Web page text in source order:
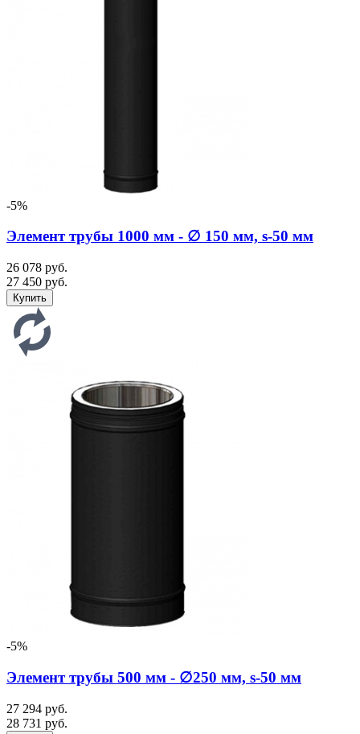
-5%
Элемент трубы 1000 мм - ∅ 150 мм, s-50 мм
26 078 руб.
27 450 руб.
-5%
Элемент трубы 500 мм - ∅250 мм, s-50 мм
27 294 руб.
28 731 руб.